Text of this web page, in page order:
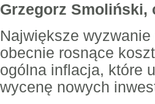
Grzegorz Smoliński,
Największe
obecnie rosnące
ogólna inflacja, które
wycenę nowych